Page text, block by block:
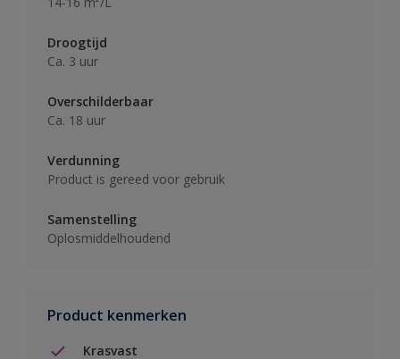
Droogtijd
Ca. 3 uur
Overschilderbaar
Ca. 18 uur
Verdunning
Product is gereed voor gebruik
Samenstelling
Oplosmiddelhoudend
Product kenmerken
Krasvast